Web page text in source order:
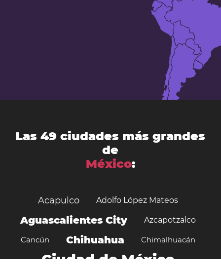
Las 49 ciudades más grandes
de
México:
Acapulco Adolfo López Mateos
Aguascalientes City Azcapotzalco
Cancún Chihuahua Chimalhuacán
Ciudad de México